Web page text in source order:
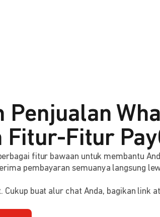
Penjualan
Fitur-Fitur
fitur bawaan untuk membantu
pembayaran semuanya langsung
buat alur chat Anda, bagikan link